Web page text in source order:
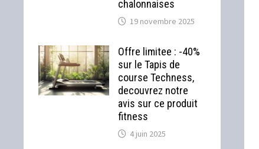
chalonnaises
19 novembre 2025
Offre limitee : -40%
sur le Tapis de
course Techness,
decouvrez notre
avis sur ce produit
fitness
4 juin 2025